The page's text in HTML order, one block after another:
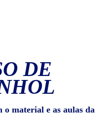
DE
o material e as aulas da